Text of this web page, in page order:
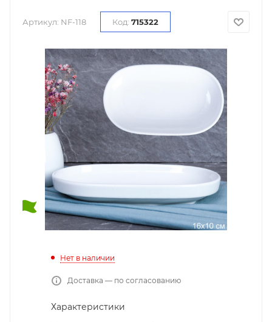
Артикул: NF-118 Код: 715322
Нет в наличии
Доставка — по согласованию
Характеристики